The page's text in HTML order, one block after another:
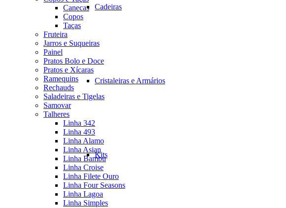
Cadeiras
Cristaleiras e Armários
Kits
Canecas
Copos
Taças
Fruteira
Jarros e Suqueiras
Painel
Pratos Bolo e Doce
Pratos e Xícaras
Ramequins
Rechauds
Saladeiras e Tigelas
Samovar
Talheres
Linha 342
Linha 493
Linha Alamo
Linha Asian
Linha Bambu
Linha Croise
Linha Filete Ouro
Linha Four Seasons
Linha Lagoa
Linha Simples